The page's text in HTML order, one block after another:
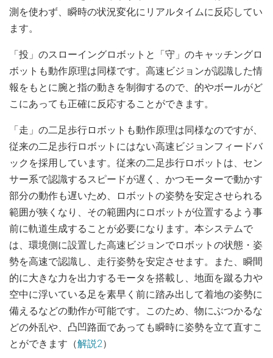
測を使わず、瞬時の状況変化にリアルタイムに反応してい
ます。
「投」のスローイングロボットと「守」のキャッチングロ
ボットも動作原理は同様です。高速ビジョンが認識した情
報をもとに腕と指の動きを制御するので、的やボールがど
こにあっても正確に反応することができます。
「走」の二足歩行ロボットも動作原理は同様なのですが、
従来の二足歩行ロボットにはない高速ビジョンフィードバ
ックを採用しています。従来の二足歩行ロボットは、セン
サー系で認識するスピードが遅く、かつモーターで動かす
部分の動作も遅いため、ロボットの姿勢を安定させられる
範囲が狭くなり、その範囲内にロボットが位置するよう事
前に軌道生成することが必要になります。本システムで
は、環境側に設置した高速ビジョンでロボットの状態・姿
勢を高速で認識し、走行姿勢を安定させます。また、瞬間
的に大きな力を出力するモータを搭載し、地面を蹴る力や
空中に浮いている足を素早く前に踏み出して着地の姿勢に
備えるなどの動作が可能です。このため、物にぶつかるな
どの外乱や、凸凹路面であっても瞬時に姿勢を立て直すこ
とができます（解説2）